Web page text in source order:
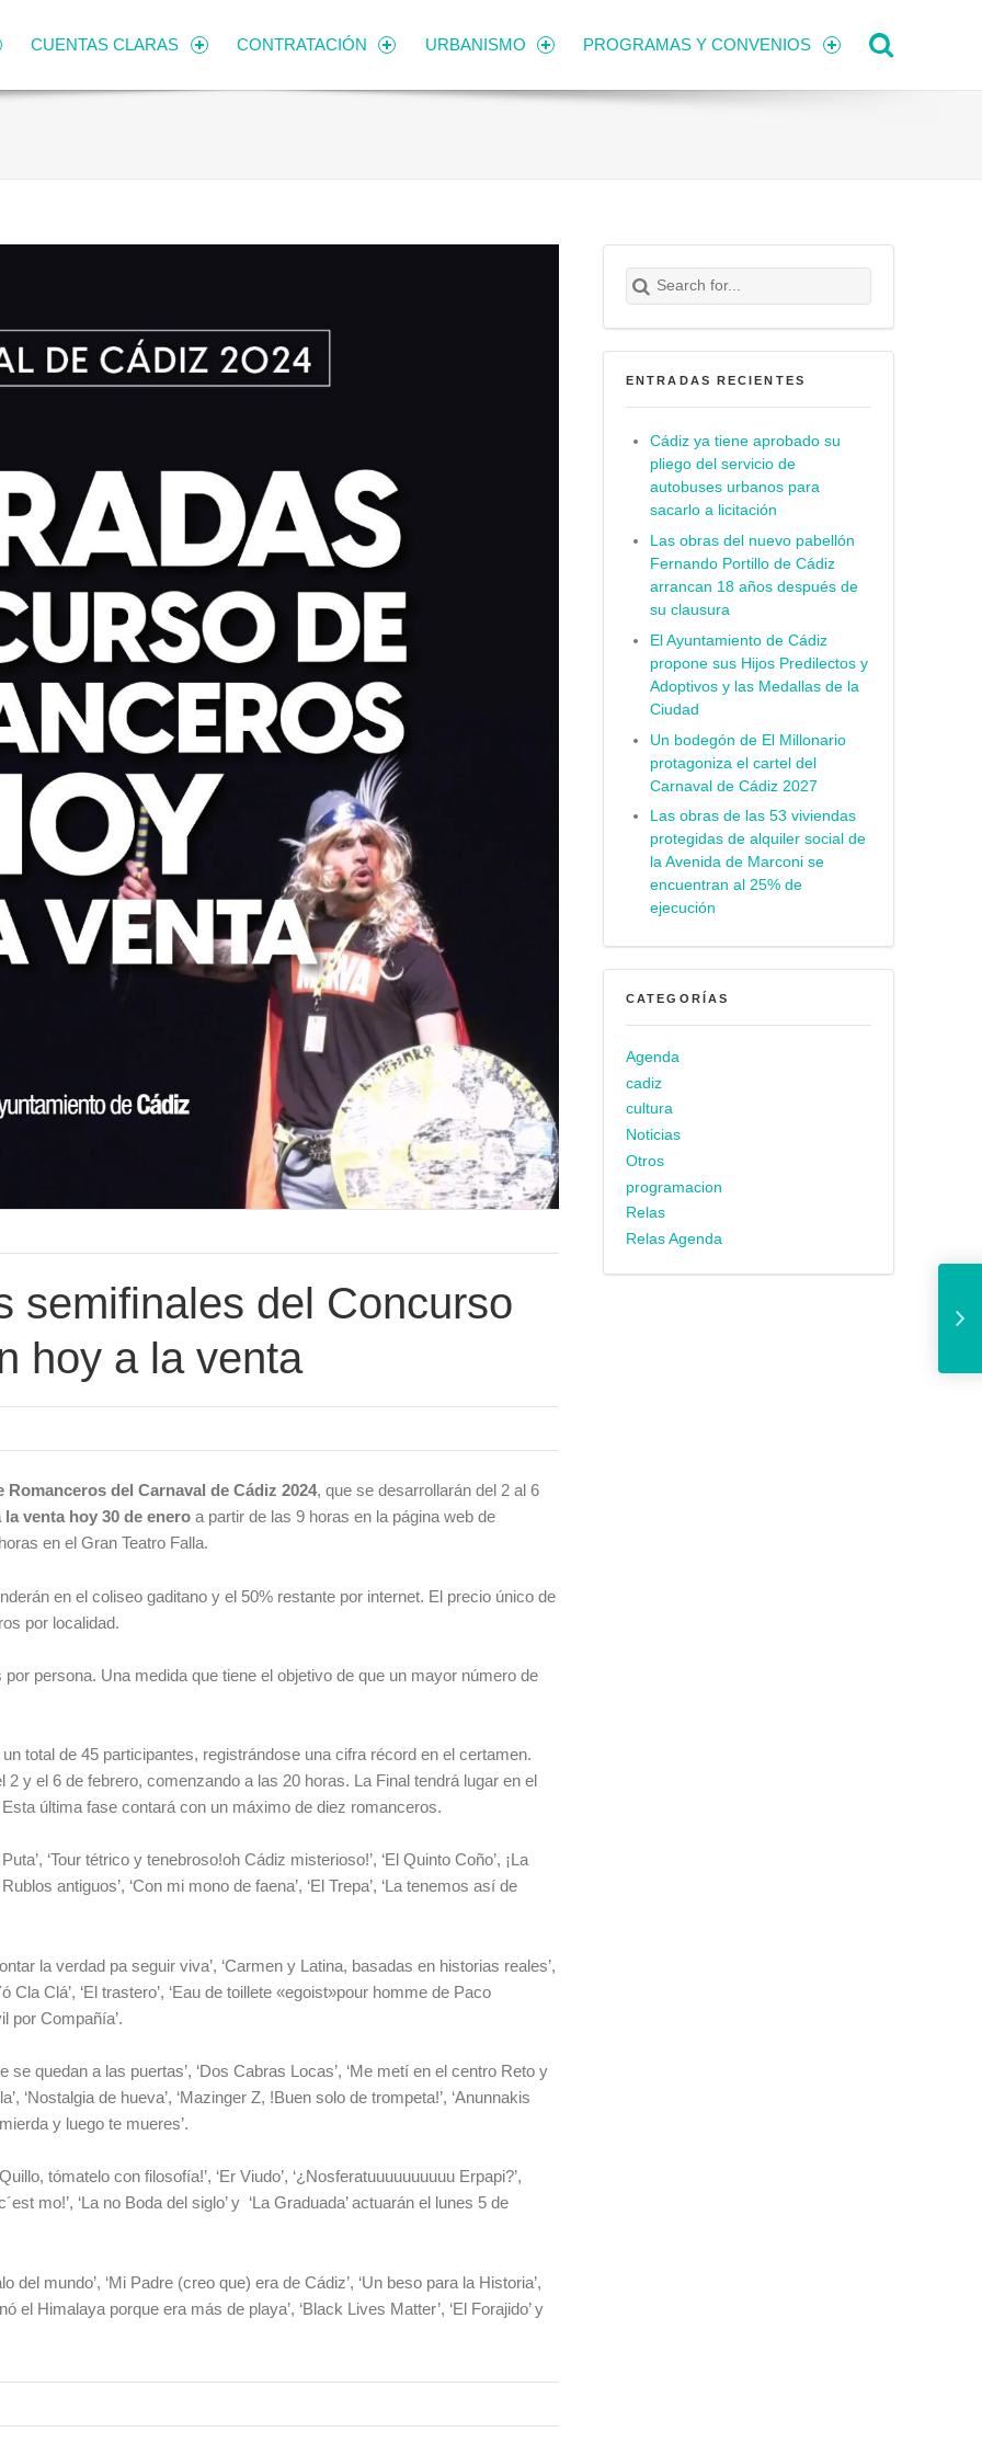
CUENTAS CLARAS CONTRATACIÓN URBANISMO PROGRAMAS Y CONVENIOS
semifinales del Concurso
hoy a la venta
Romanceros del Carnaval de Cádiz 2024, que se desarrollarán del 2 al 6
la venta hoy 30 de enero a partir de las 9 horas en la página web de
en el Gran Teatro Falla.
en el coliseo gaditano y el 50% restante por internet. El precio único de
por localidad.
persona. Una medida que tiene el objetivo de que un mayor número de
total de 45 participantes, registrándose una cifra récord en el certamen.
y el 6 de febrero, comenzando a las 20 horas. La Final tendrá lugar en el
última fase contará con un máximo de diez romanceros.
‘Tour tétrico y tenebroso!oh Cádiz misterioso!’, ‘El Quinto Coño’, ¡La
antiguos’, ‘Con mi mono de faena’, ‘El Trepa’, ‘La tenemos así de
la verdad pa seguir viva’, ‘Carmen y Latina, basadas en historias reales’,
Cla Clá’, ‘El trastero’, ‘Eau de toillete «egoist»pour homme de Paco
por Compañía’.
quedan a las puertas’, ‘Dos Cabras Locas’, ‘Me metí en el centro Reto y
‘Nostalgia de hueva’, ‘Mazinger Z, !Buen solo de trompeta!’, ‘Anunnakis
y luego te mueres’.
tómatelo con filosofía!’, ‘Er Viudo’, ‘¿Nosferatuuuuuuuuuu Erpapi?’,
mo!’, ‘La no Boda del siglo’ y ‘La Graduada’ actuarán el lunes 5 de
mundo’, ‘Mi Padre (creo que) era de Cádiz’, ‘Un beso para la Historia’,
el Himalaya porque era más de playa’, ‘Black Lives Matter’, ‘El Forajido’ y
Search for:
Buscar
ENTRADAS RECIENTES
Cádiz ya tiene aprobado su
pliego del servicio de
autobuses urbanos para
sacarlo a licitación
Las obras del nuevo pabellón
Fernando Portillo de Cádiz
arrancan 18 años después de
su clausura
El Ayuntamiento de Cádiz
propone sus Hijos Predilectos y
Adoptivos y las Medallas de la
Ciudad
Un bodegón de El Millonario
protagoniza el cartel del
Carnaval de Cádiz 2027
Las obras de las 53 viviendas
protegidas de alquiler social de
la Avenida de Marconi se
encuentran al 25% de
ejecución
CATEGORÍAS
Agenda
cadiz
cultura
Noticias
Otros
programacion
Relas
Relas Agenda